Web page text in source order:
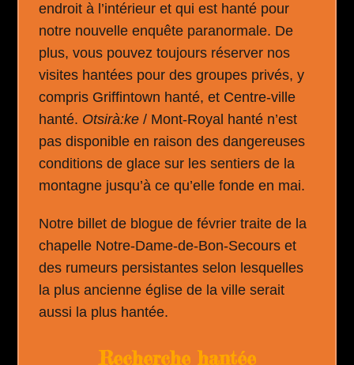
endroit à l’intérieur et qui est hanté pour
notre nouvelle enquête paranormale. De
plus, vous pouvez toujours réserver nos
visites hantées pour des groupes privés, y
compris Griffintown hanté, et Centre-ville
hanté. Otsirà:ke / Mont-Royal hanté n’est
pas disponible en raison des dangereuses
conditions de glace sur les sentiers de la
montagne jusqu’à ce qu’elle fonde en mai.
Notre billet de blogue de février traite de la
chapelle Notre-Dame-de-Bon-Secours et
des rumeurs persistantes selon lesquelles
la plus ancienne église de la ville serait
aussi la plus hantée.
Recherche hantée